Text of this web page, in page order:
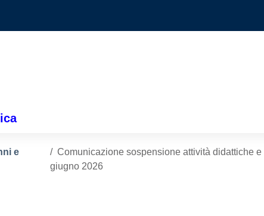
e
Comunicazione sospensione attività didattiche
giugno 2026